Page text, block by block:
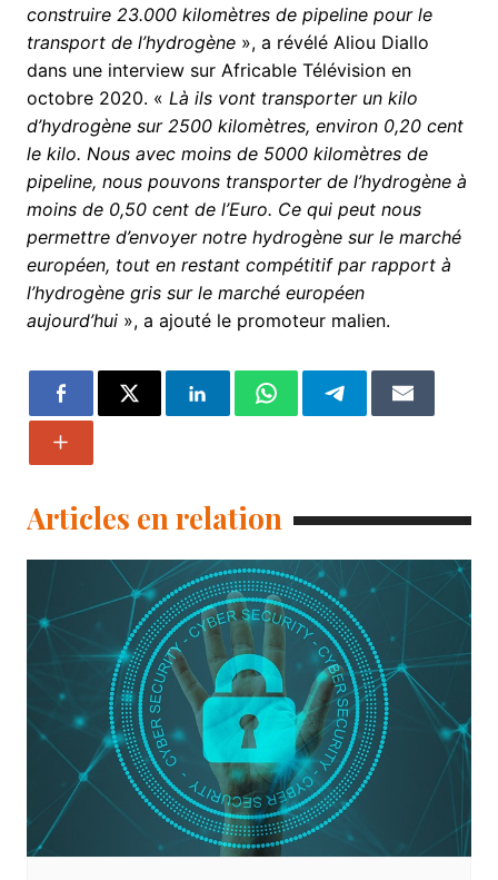
construire 23.000 kilomètres de pipeline pour le
transport de l’hydrogène», a révélé Aliou Diallo
dans une interview sur Africable Télévision en
octobre 2020. « Là ils vont transporter un kilo
d’hydrogène sur 2500 kilomètres, environ 0,20 cent
le kilo. Nous avec moins de 5000 kilomètres de
pipeline, nous pouvons transporter de l’hydrogène à
moins de 0,50 cent de l’Euro. Ce qui peut nous
permettre d’envoyer notre hydrogène sur le marché
européen, tout en restant compétitif par rapport à
l’hydrogène gris sur le marché européen
aujourd’hui», a ajouté le promoteur malien.
Articles en relation